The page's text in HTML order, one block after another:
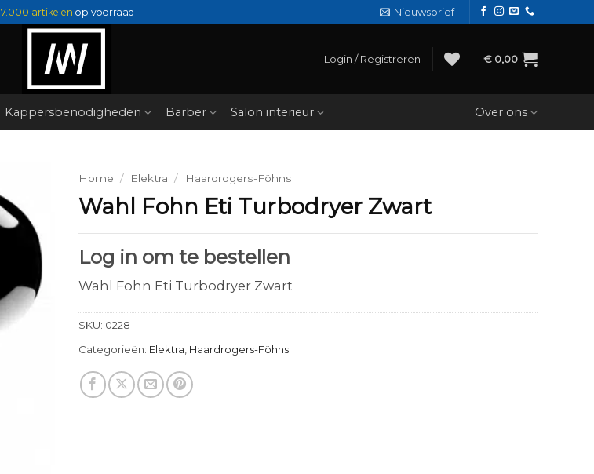
7.000 artikelen op voorraad Nieuwsbrief
Login / Registreren € 0,00
Kappersbenodigheden Barber Salon interieur Over ons
Home / Elektra / Haardrogers-Föhns
Wahl Fohn Eti Turbodryer Zwart
Log in om te bestellen
Wahl Fohn Eti Turbodryer Zwart
SKU: 0228
Categorieën: Elektra Haardrogers-Föhns